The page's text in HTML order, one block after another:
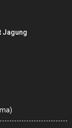
Jagung